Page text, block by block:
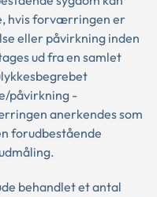
hvis forværringen er
eller påvirkning inden
ud fra en samlet
påvirkning -
anerkendes som
forudbestående
behandlet et antal